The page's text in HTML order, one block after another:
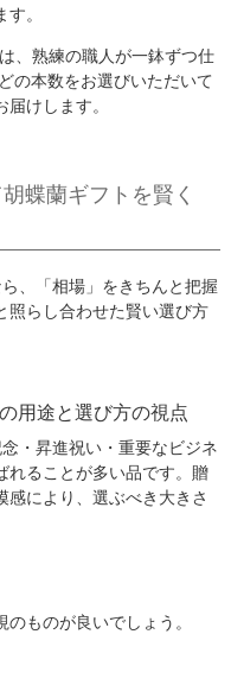
。
、熟練の職人が一鉢ずつ仕
の本数をお選びいただいて
けします。
蝶蘭ギフトを賢く
、「相場」をきちんと把握
照らし合わせた賢い選び方
用途と選び方の視点
・昇進祝い・重要なビジネ
れることが多い品です。贈
感により、選ぶべき大きさ
ものが良いでしょう。